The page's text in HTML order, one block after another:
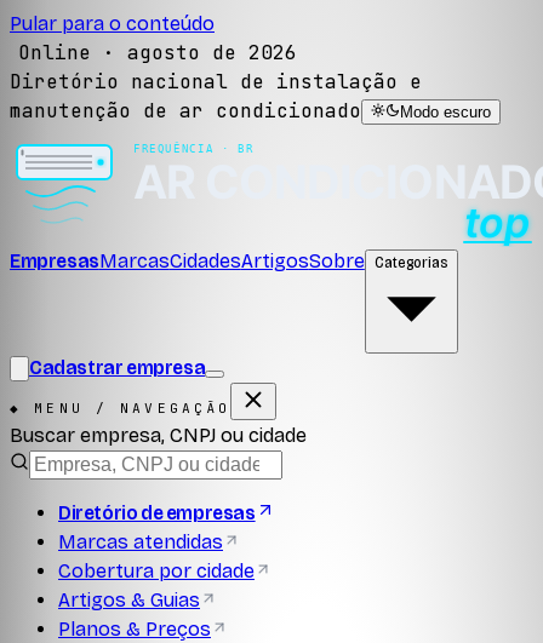
Pular para o conteúdo
Online · agosto de 2026
Diretório nacional de instalação e
manutenção de ar condicionado
Modo escuro
EmpresasMarcasCidadesArtigosSobre Categorias
Cadastrar empresa
◆ MENU / NAVEGAÇÃO
Buscar empresa, CNPJ ou cidade
Diretório de empresas
Marcas atendidas
Cobertura por cidade
Artigos & Guias
Planos & Preços